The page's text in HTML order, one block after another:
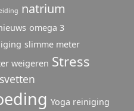
natrium
omega 3
slimme meter
weigeren Stress
Yoga reiniging